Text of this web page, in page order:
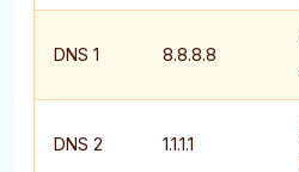
DNS 1 8.8.8.8
DNS 2 1.1.1.1